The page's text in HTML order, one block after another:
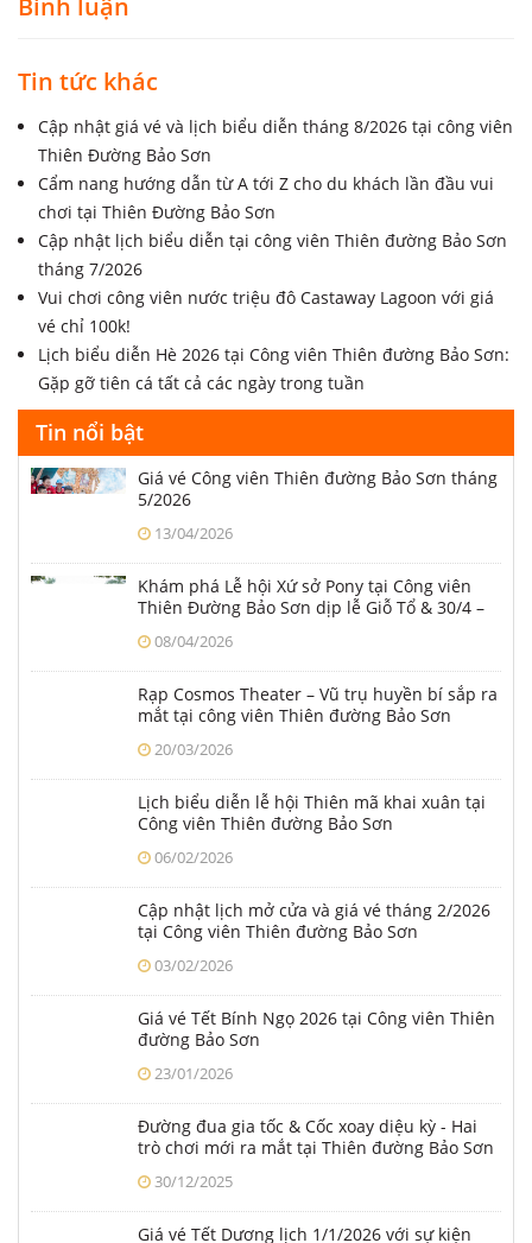
Tin tức khác
Cập nhật giá vé và lịch biểu diễn tháng 8/2026 tại công viên
Thiên Đường Bảo Sơn
Cẩm nang hướng dẫn từ A tới Z cho du khách lần đầu vui
chơi tại Thiên Đường Bảo Sơn
Cập nhật lịch biểu diễn tại công viên Thiên đường Bảo Sơn
tháng 7/2026
Vui chơi công viên nước triệu đô Castaway Lagoon với giá
vé chỉ 100k!
Lịch biểu diễn Hè 2026 tại Công viên Thiên đường Bảo Sơn:
Gặp gỡ tiên cá tất cả các ngày trong tuần
Tin nổi bật
Giá vé Công viên Thiên đường Bảo Sơn tháng
5/2026
13/04/2026
Khám phá Lễ hội Xứ sở Pony tại Công viên
Thiên Đường Bảo Sơn dịp lễ Giỗ Tổ & 30/4 –
08/04/2026
Rạp Cosmos Theater – Vũ trụ huyền bí sắp ra
mắt tại công viên Thiên đường Bảo Sơn
20/03/2026
Lịch biểu diễn lễ hội Thiên mã khai xuân tại
Công viên Thiên đường Bảo Sơn
06/02/2026
Cập nhật lịch mở cửa và giá vé tháng 2/2026
tại Công viên Thiên đường Bảo Sơn
03/02/2026
Giá vé Tết Bính Ngọ 2026 tại Công viên Thiên
đường Bảo Sơn
23/01/2026
Đường đua gia tốc & Cốc xoay diệu kỳ - Hai
trò chơi mới ra mắt tại Thiên đường Bảo Sơn
30/12/2025
Giá vé Tết Dương lịch 1/1/2026 với sự kiện